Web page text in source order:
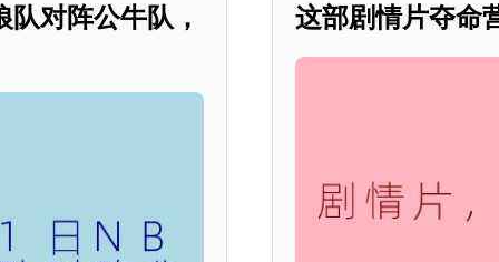
对阵公牛队， 这部剧情片夺命